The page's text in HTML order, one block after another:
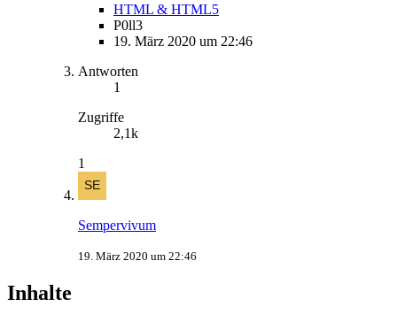
HTML & HTML5
P0ll3
19. März 2020 um 22:46
Antworten
1
Zugriffe
2,1k
1
Sempervivum
19. März 2020 um 22:46
Inhalte